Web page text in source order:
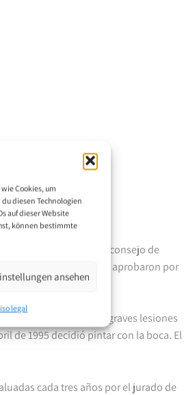
Cookies, um
diesen Technologien
auf dieser Website
können bestimmte
ansehen
legal
En la reunión del consejo de
miembros del consejo aprobaron por
mecánico sufrió graves lesiones
de 1995 decidió pintar con la boca. El
cada tres años por el jurado de